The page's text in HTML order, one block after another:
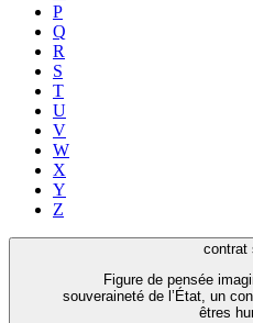
P
Q
R
S
T
U
V
W
X
Y
Z
contrat
Figure de pensée
souveraineté de l’État, un
êtres